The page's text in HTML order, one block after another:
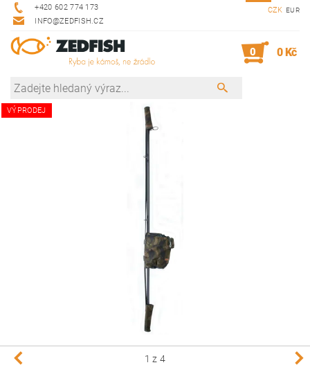
+420 602 774 173
INFO@ZEDFISH.CZ
CZK EUR
0 0 Kč
VÝPRODEJ
1 z 4